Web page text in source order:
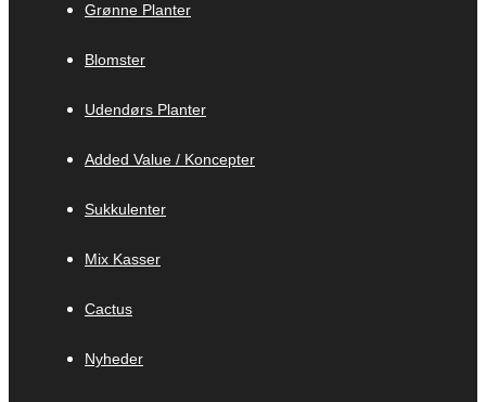
Grønne Planter
Blomster
Udendørs Planter
Added Value / Koncepter
Sukkulenter
Mix Kasser
Cactus
Nyheder